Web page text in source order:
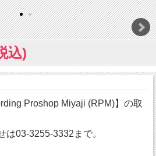
込)
Proshop Miyaji (RPM)】の取
は03-3255-3332まで。